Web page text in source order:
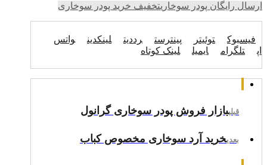
ارسال رایگان پودر سوخاریتخفیف خرید پودر سوخاری
فیسبوک توئیتر پینترست رددیت لینکدین
واتس
اپ
تلگرام ایمیل لینک کوتاه
قبلیبازار فروش پودر سوخاری گرانول
بعدیخرید آرد سوخاری مخصوص کباب